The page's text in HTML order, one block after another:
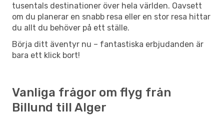
tusentals destinationer över hela världen. Oavsett
om du planerar en snabb resa eller en stor resa hittar
du allt du behöver på ett ställe.
Börja ditt äventyr nu – fantastiska erbjudanden är
bara ett klick bort!
Vanliga frågor om flyg från
Billund till Alger